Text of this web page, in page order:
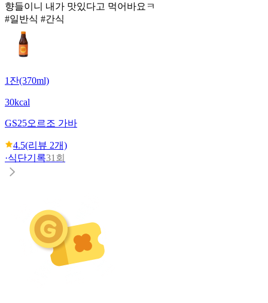
향들이니 내가 맛있다고 먹어바요ㅋ
#일반식 #간식
1잔(370ml)
30kcal
GS25오르조 가바
4.5(리뷰 2개)
·식단기록31회